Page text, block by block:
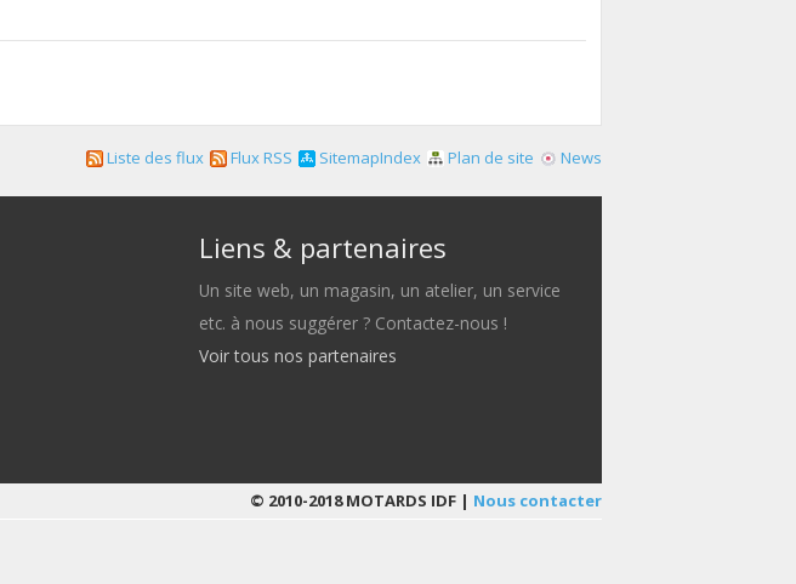
News
Plan de site
SitemapIndex
Flux RSS
Liste des flux
Liens & partenaires
Un site web, un magasin, un atelier, un service
etc. à nous suggérer ? Contactez-nous !
Voir tous nos partenaires
© 2010-2018 MOTARDS IDF | Nous contacter